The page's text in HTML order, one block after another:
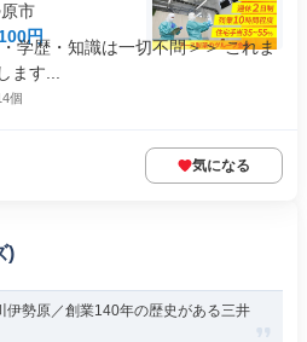
市
円
学歴・知識は一切不問＞＞ これま
ます...
個
気になる
)
伊勢原／創業140年の歴史がある三井